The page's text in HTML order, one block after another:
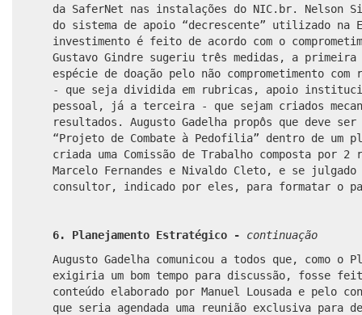
da SaferNet nas instalações do NIC.br. Nelson
do sistema de apoio “decrescente” utilizado na
investimento é feito de acordo com o
Gustavo Gindre sugeriu três medidas, a
espécie de doação pelo não comprometimento
- que seja dividida em rubricas, apoio
pessoal, já a terceira - que sejam criados
resultados. Augusto Gadelha propôs que deve
“Projeto de Combate à Pedofilia” dentro de um
criada uma Comissão de Trabalho composta por
Marcelo Fernandes e Nivaldo Cleto, e se julgado
consultor, indicado por eles, para formatar o
6. Planejamento Estratégico - continuação
Augusto Gadelha comunicou a todos que, como o
exigiria um bom tempo para discussão, fosse
conteúdo elaborado por Manuel Lousada e pelo
que seria agendada uma reunião exclusiva para